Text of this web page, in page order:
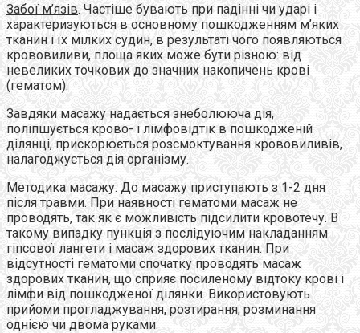
Забої м’язів. Частіше бувають при падінні чи ударі і
характеризуються в основному пошкодженням м’яких
тканин і їх мілких судин, в результаті чого появляються
крововиливи, площа яких може бути різною: від
невеликих точкових до значних накопичень крові
(гематом).
Завдяки масажу надається знеболююча дія,
поліпшується крово- і лімфовідтік в пошкодженій
ділянці, прискорюється розсмоктування крововиливів,
налагоджується дія організму.
Методика масажу. До масажу приступають з 1-2 дня
після травми. При наявності гематоми масаж не
проводять, так як є можливість підсилити кровотечу. В
такому випадку пункція з послідуючим накладанням
гіпсової лангети і масаж здорових тканин. При
відсутності гематоми спочатку проводять масаж
здорових тканин, що сприяє посиленому відтоку крові і
лімфи від пошкодженої ділянки. Використовують
прийоми прогладжування, розтирання, розминання
однією чи двома руками.